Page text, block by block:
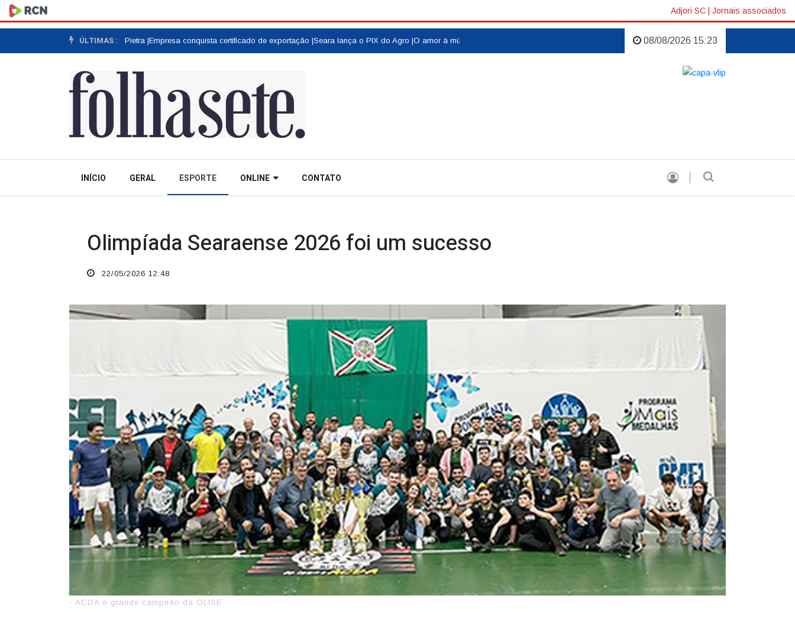
Adjori SC | Jornais associados
ÚLTIMAS :
às raízes do Grupo Stella Di Pietra |Empresa conquista certificado de exportação |Seara lança o PIX do Agro |O amor à música e às raízes do Grupo Stella Di Pietra | Empresa conquista certificado de exportação |
08/08/2026 15:23
INÍCIO GERAL ESPORTE ONLINE CONTATO
Olimpíada Searaense 2026 foi um sucesso
22/05/2026 12:48
- ACDA o grande campeão da OLISE